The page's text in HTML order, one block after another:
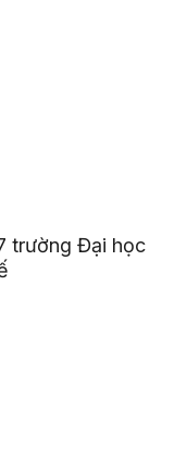
trường Đại học